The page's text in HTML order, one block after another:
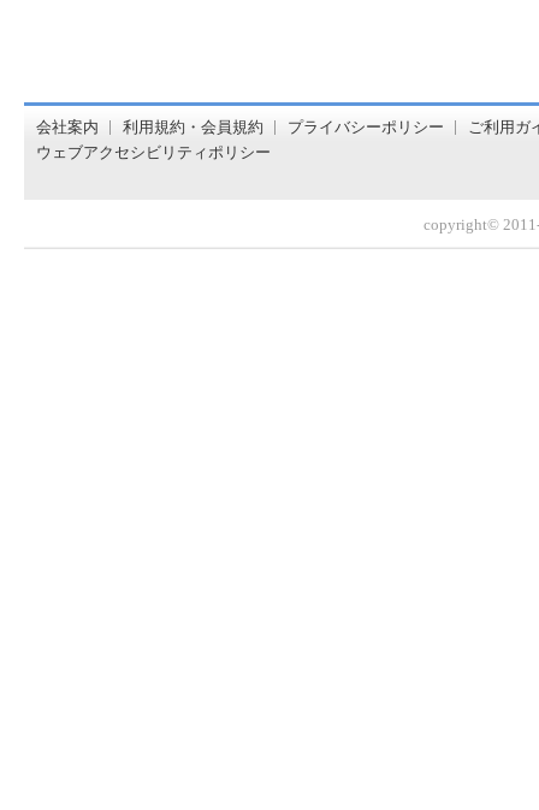
会社案内 利用規約・会員規約 プライバシーポリシー
ご利用ガ
ウェブアクセシビリティポリシー
copyright©